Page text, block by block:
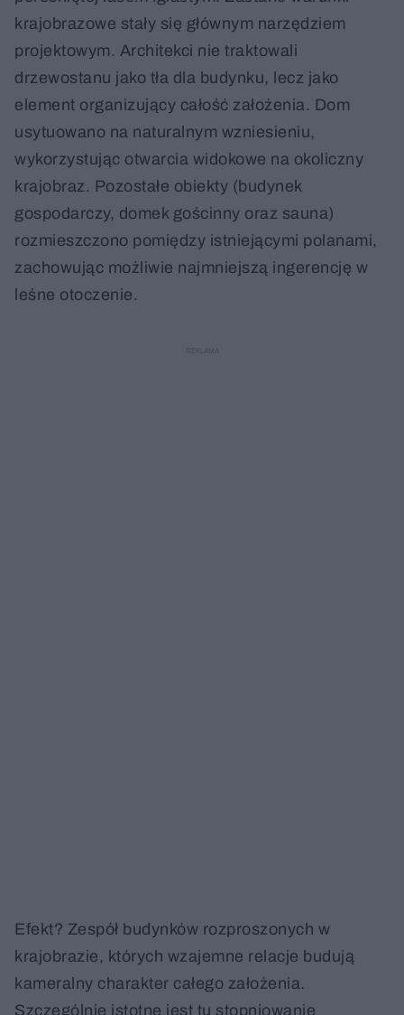
krajobrazowe stały się głównym narzędziem
projektowym. Architekci nie traktowali
drzewostanu jako tła dla budynku, lecz jako
element organizujący całość założenia. Dom
usytuowano na naturalnym wzniesieniu,
wykorzystując otwarcia widokowe na okoliczny
krajobraz. Pozostałe obiekty (budynek
gospodarczy, domek gościnny oraz sauna)
rozmieszczono pomiędzy istniejącymi polanami,
zachowując możliwie najmniejszą ingerencję w
leśne otoczenie.
Efekt? Zespół budynków rozproszonych w
krajobrazie, których wzajemne relacje budują
kameralny charakter całego założenia.
Szczególnie istotne jest tu stopniowanie